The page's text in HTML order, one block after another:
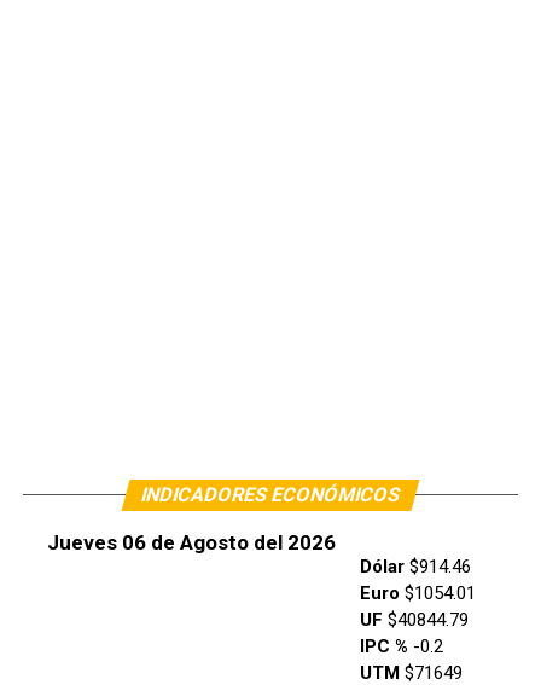
INDICADORES ECONÓMICOS
Jueves 06 de Agosto del 2026
Dólar$914.46
Euro $1054.01
UF $40844.79
IPC % -0.2
UTM$71649